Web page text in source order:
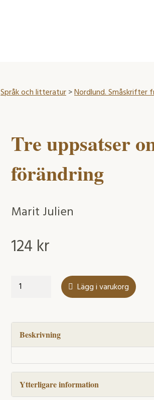
Språk och litteratur>Nordlund. Småskrifter
Tre uppsatser
förändring
Marit Julien
124 kr
Tre
variation
och
förändring
mängd
Lägg i varukorg
Beskrivning
Ytterligare information